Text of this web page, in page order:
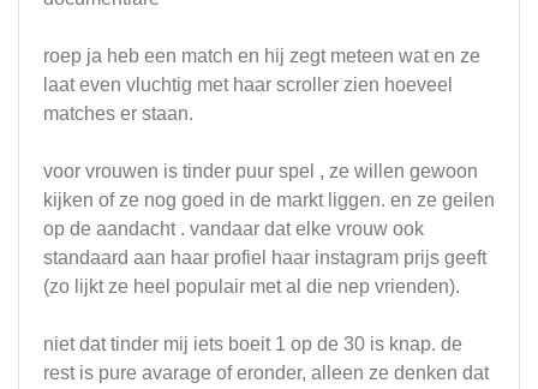
roep ja heb een match en hij zegt meteen wat en ze
laat even vluchtig met haar scroller zien hoeveel
matches er staan.
voor vrouwen is tinder puur spel , ze willen gewoon
kijken of ze nog goed in de markt liggen. en ze geilen
op de aandacht . vandaar dat elke vrouw ook
standaard aan haar profiel haar instagram prijs geeft
(zo lijkt ze heel populair met al die nep vrienden).
niet dat tinder mij iets boeit 1 op de 30 is knap. de
rest is pure avarage of eronder, alleen ze denken dat